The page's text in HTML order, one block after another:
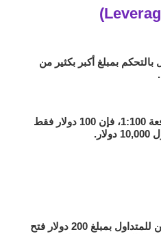
بالتحكم بمبلغ أكبر بكثير من
: إذا كانت الرافعة 1:100، فإن 100 دولار فقط
باستخدام رافعة 1:50، يمكن للمتداول بمبلغ 200 دولار فتح